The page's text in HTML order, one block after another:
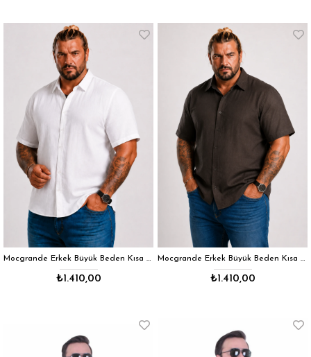
Mocgrande Erkek Büyük Beden Kısa Kol Cepsiz Keten Gömlek 11310 BEYAZ
₺1.410,00
Mocgrande Erkek Büyük Beden Kısa Kol Cepsiz Keten Gömlek 11310 KAHVERENGİ
₺1.410,00